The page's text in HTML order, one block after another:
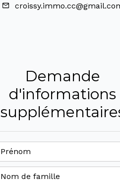
Demande
d'informations